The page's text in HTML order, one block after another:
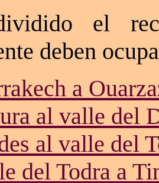
el
deben
a
al valle del
al valle del
del Todra a